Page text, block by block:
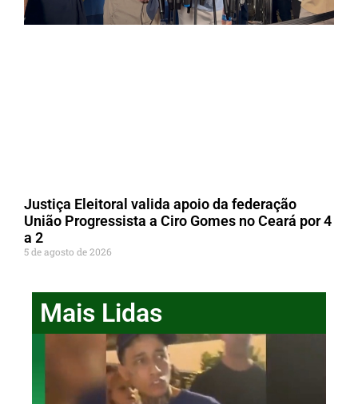
Justiça Eleitoral valida apoio da federação
União Progressista a Ciro Gomes no Ceará por 4
a 2
5 de agosto de 2026
Mais Lidas